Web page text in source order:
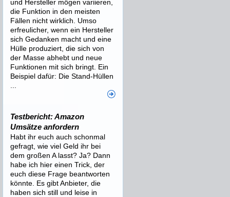
und Hersteller mögen variieren,
die Funktion in den meisten
Fällen nicht wirklich. Umso
erfreulicher, wenn ein Hersteller
sich Gedanken macht und eine
Hülle produziert, die sich von
der Masse abhebt und neue
Funktionen mit sich bringt. Ein
Beispiel dafür: Die Stand-Hüllen
Testbericht: Amazon
Umsätze anfordern
Habt ihr euch auch schonmal
gefragt, wie viel Geld ihr bei
dem großen A lasst? Ja? Dann
habe ich hier einen Trick, der
euch diese Frage beantworten
könnte. Es gibt Anbieter, die
haben sich still und leise in